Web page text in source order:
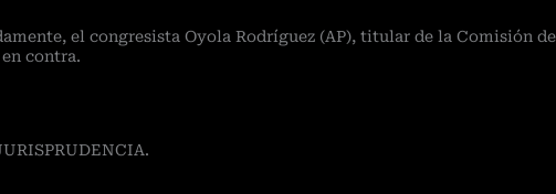
el congresista Oyola Rodríguez (AP), titular de la Comisión de
contra.